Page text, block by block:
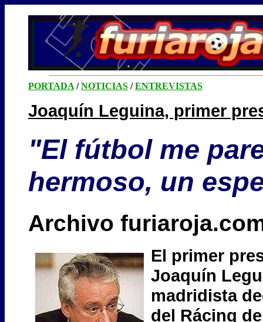
PORTADA /NOTICIAS /ENTREVISTAS
Joaquín Leguina, primer
"El fútbol me
hermoso, un
Archivo
El primer
Joaquín
madridista
del Rácing